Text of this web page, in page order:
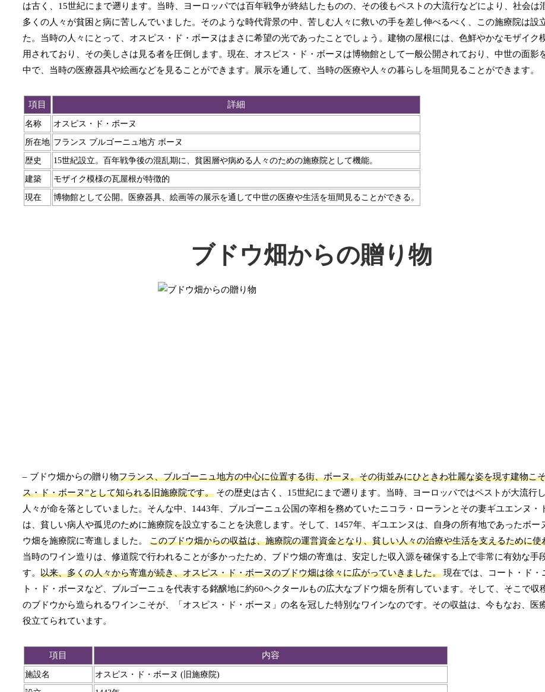
は古く、15世紀にまで遡ります。当時、ヨーロッパでは百年戦争が終結したものの、その後もペストの大流行などにより、社会は
多くの人々が貧困と病に苦しんでいました。そのような時代背景の中、苦しむ人々に救いの手を差し伸べるべく、この施療院は設
た。当時の人々にとって、オスピス・ド・ボーヌはまさに希望の光であったことでしょう。建物の屋根には、色鮮やかなモザイク
用されており、その美しさは見る者を圧倒します。現在、オスピス・ド・ボーヌは博物館として一般公開されており、中世の面影
中で、当時の医療器具や絵画などを見ることができます。展示を通して、当時の医療や人々の暮らしを垣間見ることができます。
項目 詳細
名称 オスピス・ド・ボーヌ
所在地 フランス ブルゴーニュ地方 ボーヌ
歴史 15世紀設立。百年戦争後の混乱期に、貧困層や病める人々のための施療院として機能。
建築 モザイク模様の瓦屋根が特徴的
現在 博物館として公開。医療器具、絵画等の展示を通して中世の医療や生活を垣間見ることができる。
ブドウ畑からの贈り物
– ブドウ畑からの贈り物フランス、ブルゴーニュ地方の中心に位置する街、ボーヌ。その街並みにひときわ壮麗な姿を現す建物こ
ス・ド・ボーヌ”として知られる旧施療院です。 その歴史は古く、15世紀にまで遡ります。当時、ヨーロッパではペストが大流行
人々が命を落としていました。そんな中、1443年、ブルゴーニュ公国の宰相を務めていたニコラ・ローランとその妻ギユエンヌ・
は、貧しい病人や孤児のために施療院を設立することを決意します。そして、1457年、ギユエンヌは、自身の所有地であったボー
ウ畑を施療院に寄進しました。 このブドウ畑からの収益は、施療院の運営資金となり、貧しい人々の治療や生活を支えるために使
当時のワイン造りは、修道院で行われることが多かったため、ブドウ畑の寄進は、安定した収入源を確保する上で非常に有効な手
す。 以来、多くの人々から寄進が続き、オスピス・ド・ボーヌのブドウ畑は徐々に広がっていきました。 現在では、コート・ド・
ト・ド・ボーヌなど、ブルゴーニュを代表する銘醸地に約60ヘクタールもの広大なブドウ畑を所有しています。そして、そこで収
のブドウから造られるワインこそが、「オスピス・ド・ボーヌ」の名を冠した特別なワインなのです。その収益は、今もなお、医
役立てられています。
項目 内容
施設名 オスピス・ド・ボーヌ (旧施療院)